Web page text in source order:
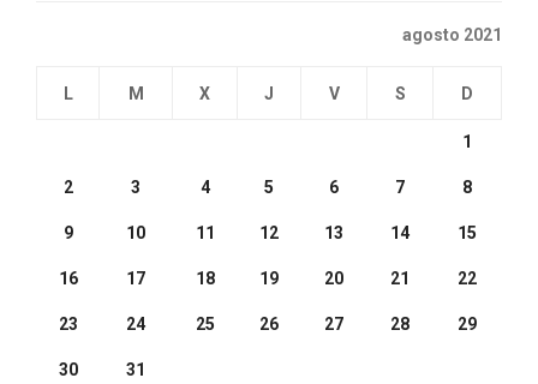
agosto 2021
L M X J V S D
1
2 3 4 5 6 7 8
9 10 11 12 13 14 15
16 17 18 19 20 21 22
23 24 25 26 27 28 29
30
31